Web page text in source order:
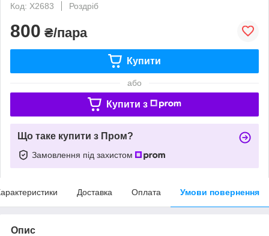
Код: X2683
Роздріб
800 ₴/пара
Купити
або
Купити з
Що таке купити з Пром?
Замовлення під захистом
Доставка Оплата Умови повернення
Опис